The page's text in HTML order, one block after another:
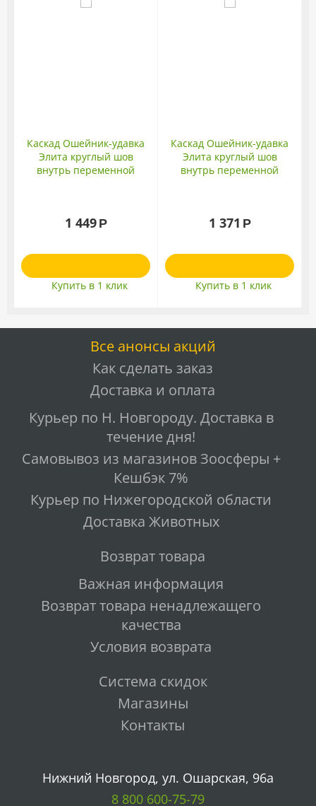
Каскад Ошейник-удавка
Элита круглый шов
внутрь переменной
1 449 Р
Купить в 1 клик
Каскад Ошейник-удавка
Элита круглый шов
внутрь переменной
1 371 Р
Купить в 1 клик
Все анонсы акций
Как сделать заказ
Доставка и оплата
Курьер по Н. Новгороду. Доставка в
течение дня!
Самовывоз из магазинов Зоосферы +
Кешбэк 7%
Курьер по Нижегородской области
Доставка Животных
Возврат товара
Важная информация
Возврат товара ненадлежащего
качества
Условия возврата
Система скидок
Магазины
Контакты
Нижний Новгород, ул. Ошарская, 96а
8 800 600-75-79